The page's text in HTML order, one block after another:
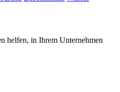
helfen, in Ihrem Unternehmen